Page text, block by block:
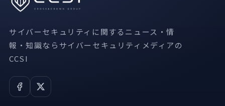
サイバーセキュリティに関するニュース・情
報・知識ならサイバーセキュリティメディアの
CCSI